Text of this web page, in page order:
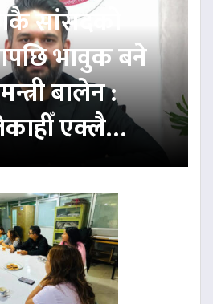
सांसदको
भावुक बने
बालेन :
एक्लै…